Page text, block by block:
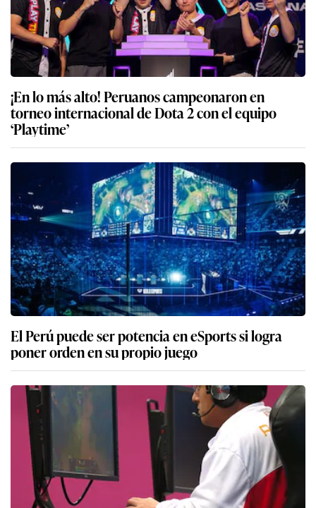
¡En lo más alto! Peruanos campeonaron en
torneo internacional de Dota 2 con el equipo
‘Playtime’
El Perú puede ser potencia en eSports si logra
poner orden en su propio juego